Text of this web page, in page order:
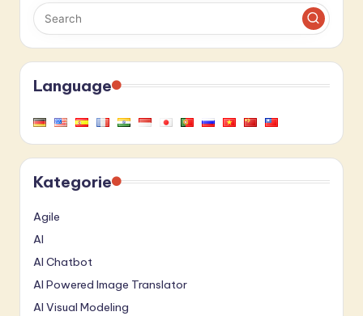
Language
Kategorie
Agile
AI
AI Chatbot
AI Powered Image Translator
AI Visual Modeling